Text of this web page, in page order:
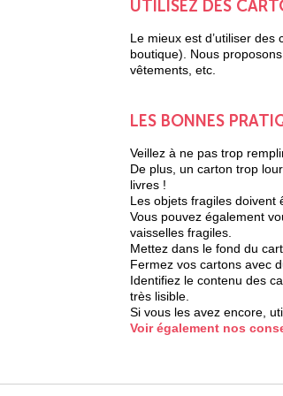
UTILISEZ DES
Le mieux est d’utiliser
boutique). Nous
vêtements, etc.
LES BONNES
Veillez à ne pas trop
De plus, un carton trop
livres !
Les objets fragiles doivent
Vous pouvez également
vaisselles fragiles.
Mettez dans le fond du
Fermez vos cartons avec
Identifiez le contenu des
très lisible.
Si vous les avez encore,
Voir également nos